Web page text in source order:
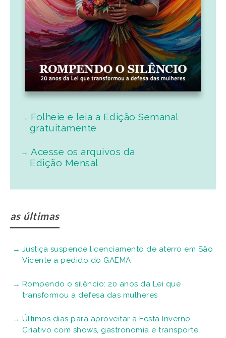
Folheie e leia a Edição Semanal
gratuitamente
Acesse os arquivos da
Edição Mensal
as últimas
Justiça suspende licenciamento de aterro em São
Vicente a pedido do GAEMA
Rompendo o silêncio: 20 anos da Lei que
transformou a defesa das mulheres
Últimos dias para aproveitar a Festa Inverno
Criativo com shows, gastronomia e transporte